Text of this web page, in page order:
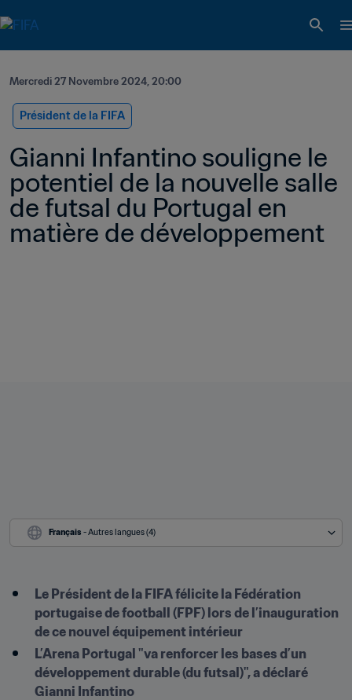
Mercredi 27 Novembre 2024, 20:00
Président de la FIFA
Gianni Infantino souligne le
potentiel de la nouvelle salle
de futsal du Portugal en
matière de développement
Français - Autres langues (4)
Le Président de la FIFA félicite la Fédération
portugaise de football (FPF) lors de l’inauguration
de ce nouvel équipement intérieur
L’Arena Portugal "va renforcer les bases d’un
développement durable (du futsal)", a déclaré
Gianni Infantino